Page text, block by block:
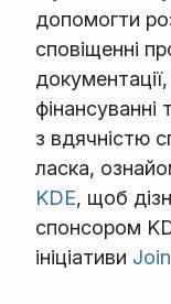
допомогти
сповіщенні
з вдячністю
ласка,
KDE, щоб
спонсором
ініціативи